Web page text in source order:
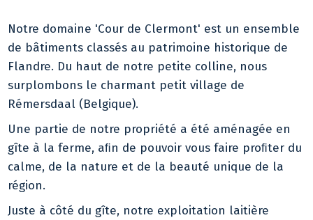
Notre domaine 'Cour de Clermont' est un ensemble
de bâtiments classés au patrimoine historique de
Flandre. Du haut de notre petite colline, nous
surplombons le charmant petit village de
Rémersdaal (Belgique).
Une partie de notre propriété a été aménagée en
gîte à la ferme, aﬁn de pouvoir vous faire proﬁter du
calme, de la nature et de la beauté unique de la
région.
Juste à côté du gîte, notre exploitation laitière